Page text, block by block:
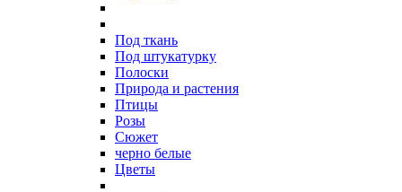
Под ткань
Под штукатурку
Полоски
Природа и растения
Птицы
Розы
Сюжет
черно белые
Цветы